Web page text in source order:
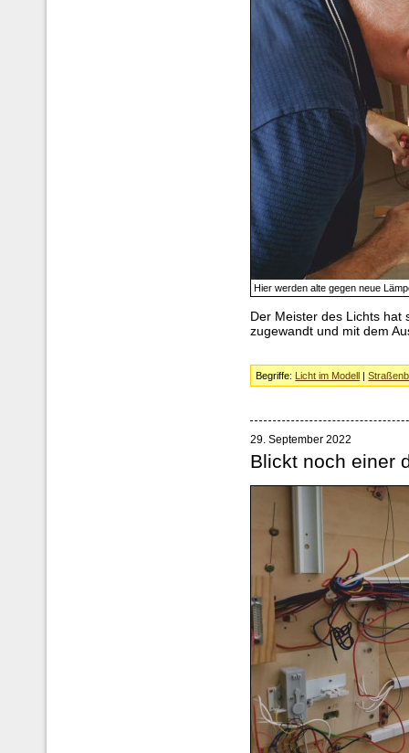
Hier werden alte gegen neue
Der Meister des Lichts hat
zugewandt und mit dem
Begriffe: Licht im Modell |
29. September 2022
Blickt noch einer